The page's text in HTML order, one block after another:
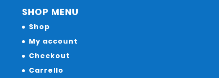
SHOP MENU
Shop
My account
Checkout
Carrello